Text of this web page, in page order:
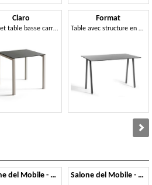
Claro
Table et table basse carrée ou rectangulaire avec structure en métal
Format
Table avec structure en métal peint et plateau en Compactop
Salone del Mobile - 2013 Salone del Mobile - 2012